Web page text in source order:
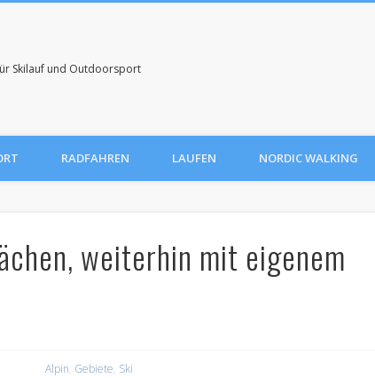
Skilauf und Outdoorsport
RADFAHREN LAUFEN NORDIC WALKING
weiterhin mit eigenem
Alpin, Gebiete, Ski